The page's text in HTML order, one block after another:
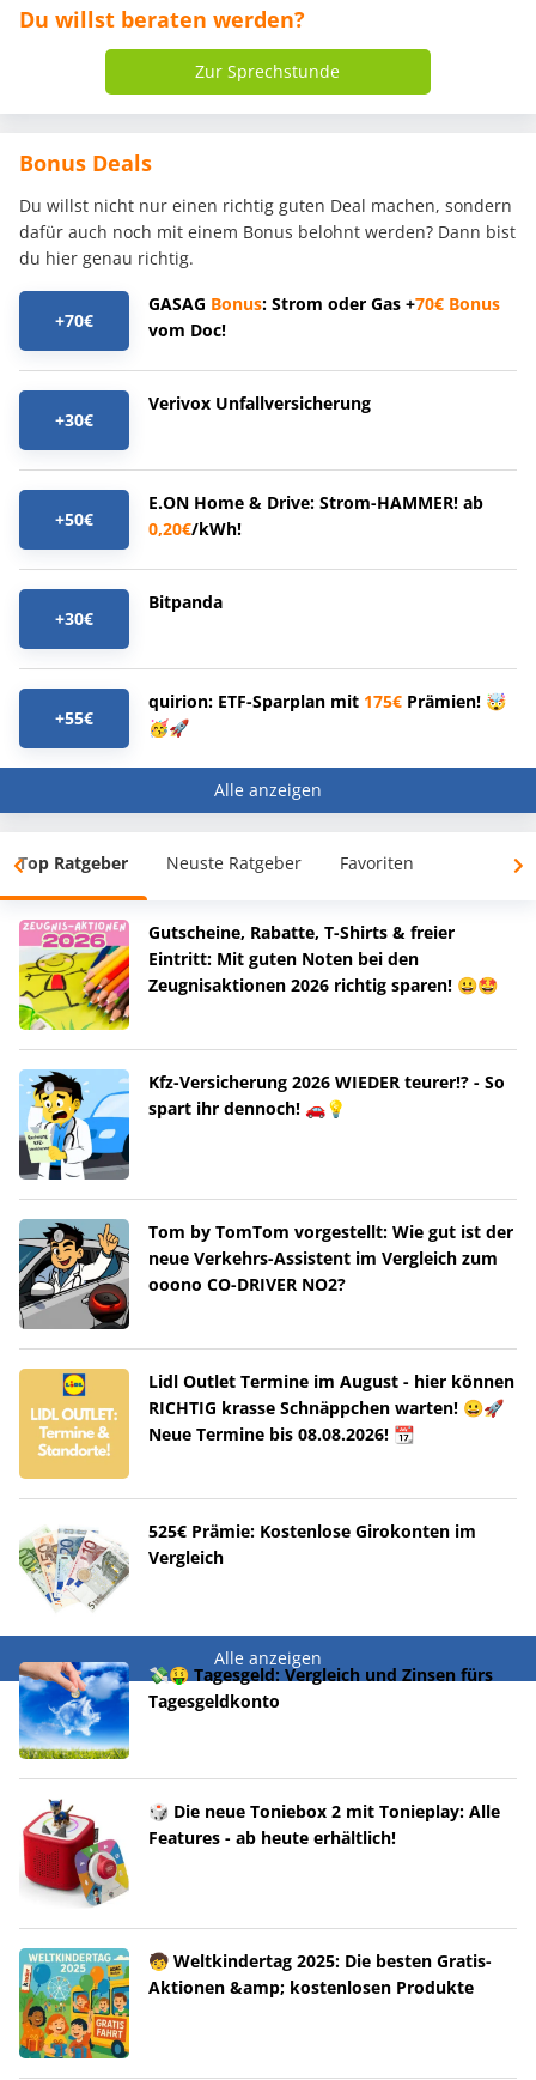
Du willst beraten werden?
Zur Sprechstunde
Bonus Deals
Du willst nicht nur einen richtig guten Deal machen, sondern
dafür auch noch mit einem Bonus belohnt werden? Dann bist
du hier genau richtig.
+70€
GASAG Bonus: Strom oder Gas +70€ Bonus
vom Doc!
+30€
Verivox Unfallversicherung
+50€
E.ON Home & Drive: Strom-HAMMER! ab
0,20€/kWh!
+30€
Bitpanda
+55€
quirion: ETF-Sparplan mit 175€ Prämien! 🤯
🥳🚀
Alle anzeigen
Top Ratgeber Neuste Ratgeber Favoriten
Gutscheine, Rabatte, T-Shirts & freier
Eintritt: Mit guten Noten bei den
Zeugnisaktionen 2026 richtig sparen! 😀🤩
Kfz-Versicherung 2026 WIEDER teurer!? - So
spart ihr dennoch! 🚗💡
Tom by TomTom vorgestellt: Wie gut ist der
neue Verkehrs-Assistent im Vergleich zum
ooono CO-DRIVER NO2?
Lidl Outlet Termine im August - hier können
RICHTIG krasse Schnäppchen warten! 😀🚀
Neue Termine bis 08.08.2026! 📆
525€ Prämie: Kostenlose Girokonten im
Vergleich
Alle anzeigen
💸🤑 Tagesgeld: Vergleich und Zinsen fürs
Tagesgeldkonto
🎲 Die neue Toniebox 2 mit Tonieplay: Alle
Features - ab heute erhältlich!
🧒 Weltkindertag 2025: Die besten Gratis-
Aktionen &amp; kostenlosen Produkte